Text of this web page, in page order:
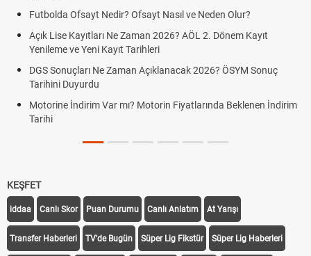
Futbolda Ofsayt Nedir? Ofsayt Nasıl ve Neden Olur?
Açık Lise Kayıtları Ne Zaman 2026? AÖL 2. Dönem Kayıt
Yenileme ve Yeni Kayıt Tarihleri
DGS Sonuçları Ne Zaman Açıklanacak 2026? ÖSYM Sonuç
Tarihini Duyurdu
Motorine İndirim Var mı? Motorin Fiyatlarında Beklenen İndirim
Tarihi
KEŞFET
iddaa Canlı Skor Puan Durumu Canlı Anlatım At Yarışı
Transfer Haberleri TV'de Bugün Süper Lig Fikstür Süper Lig Haberleri